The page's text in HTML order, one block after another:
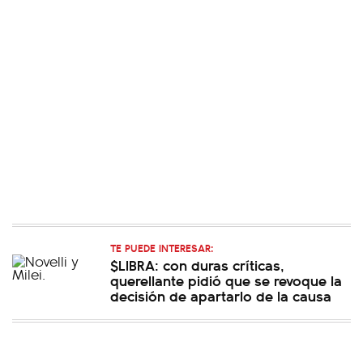
TE PUEDE INTERESAR:
$LIBRA: con duras críticas,
querellante pidió que se revoque la
decisión de apartarlo de la causa